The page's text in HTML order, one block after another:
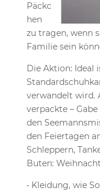
Päckc
hen
zu tragen, wenn
Familie sein
Die Aktion: Ideal
verwandelt wird.
verpackte –
den
den Feiertagen
Schleppern,
Buten:
• Kleidung, wie